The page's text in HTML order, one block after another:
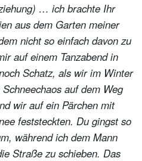
… ich brachte Ihr
aus dem Garten meiner
nicht so einfach davon zu
auf einem Tanzabend in
Schatz, als wir im Winter
auf dem Weg
wir auf ein Pärchen mit
feststeckten. Du gingst so
während ich dem Mann
Straße zu schieben. Das